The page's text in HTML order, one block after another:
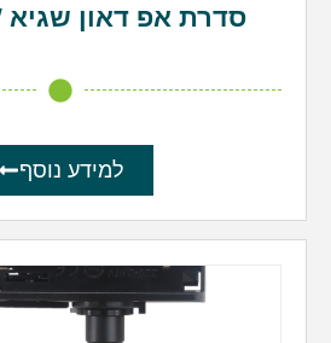
סדרת אפ דאון שגיא 2X3/2X6W
למידע נוסף